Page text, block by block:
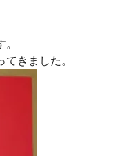
きました。